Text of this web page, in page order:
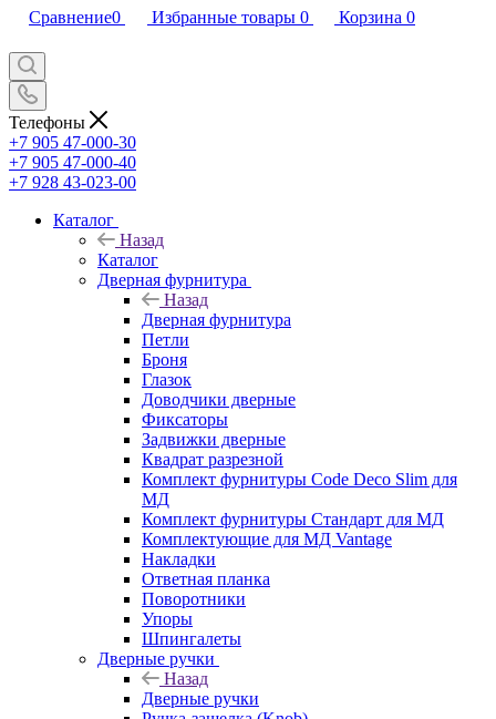
Сравнение0 Избранные товары 0 Корзина 0
Телефоны
+7 905 47-000-30
+7 905 47-000-40
+7 928 43-023-00
Каталог
Назад
Каталог
Дверная фурнитура
Назад
Дверная фурнитура
Петли
Броня
Глазок
Доводчики дверные
Фиксаторы
Задвижки дверные
Квадрат разрезной
Комплект фурнитуры Code Deco Slim для
МД
Комплект фурнитуры Стандарт для МД
Комплектующие для МД Vantage
Накладки
Ответная планка
Поворотники
Упоры
Шпингалеты
Дверные ручки
Назад
Дверные ручки